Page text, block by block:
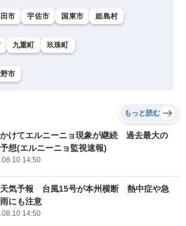
市 宇佐市 国東市 姫島村
九重町 玖珠町
市
もっと読む
けてエルニーニョ現象が継続 過去最大の
想(エルニーニョ監視速報)
14:50
気予報 台風15号が本州横断 熱中症や急
にも注意
14:50